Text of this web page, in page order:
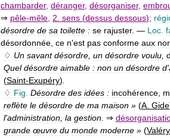
chambarder, déranger, désorganiser,
⇒ pêle-mêle 2 sens (dessus dessous);
désordre de sa toilette : se rajuster. — Loc
désordonnée ce n'est pas conforme aux
♢ Un savant désordre un désordre voulu
Quel désordre aimable : non un désordre d'
(Saint-Exupéry)
♢ Fig Désordre des idées : incohérence
reflète le désordre de ma maison » (A Gide
l'administration la gestion ⇒
grande œuvre du monde moderne » (Valéry